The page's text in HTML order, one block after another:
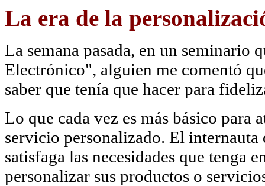
La era de la
La semana pasada, en un seminario
Electrónico", alguien me comentó
saber que tenía que hacer para
Lo que cada vez es más básico para
servicio personalizado. El
satisfaga las necesidades que tenga
personalizar sus productos o